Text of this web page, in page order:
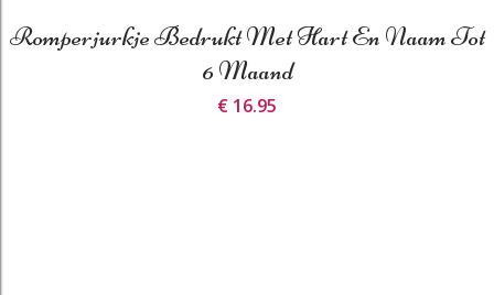
Romperjurkje Bedrukt Met Hart En Naam Tot
6 Maand
€ 16.95